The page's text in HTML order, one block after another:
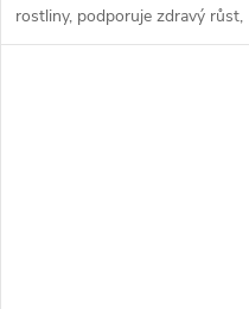
rostliny, podporuje zdravý růst,
bojuje s patogeny a zlepšuje